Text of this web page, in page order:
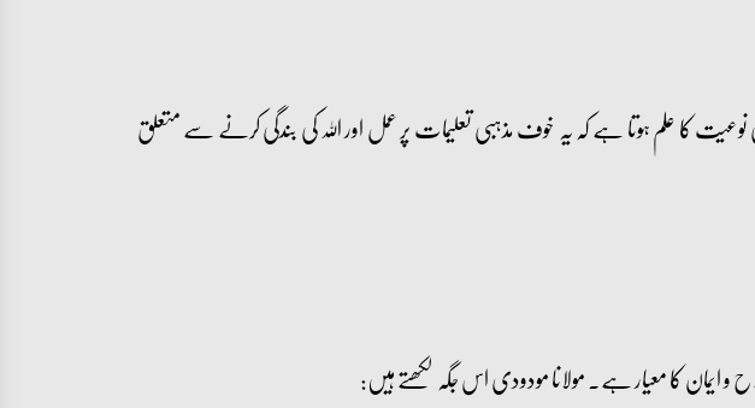
کا علم ہوتا ہے کہ یہ خوف مذہبی تعلیمات پر عمل اور اللہ کی بندگی کرنے سے متعلق